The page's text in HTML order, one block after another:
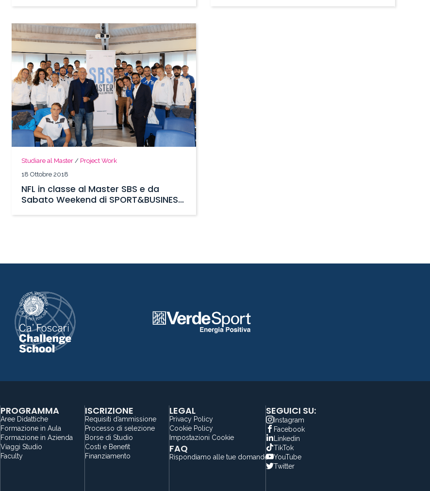
Studiare al Master / Project Work
18 Ottobre 2018
NFL in classe al Master SBS e da
Sabato Weekend di SPORT&BUSINESS
PROGRAMMA
Aree Didattiche
Formazione in Aula
Formazione in Azienda
Viaggi Studio
Faculty
ISCRIZIONE
Requisiti d’ammissione
Processo di selezione
Borse di Studio
Costi e Benefit
Finanziamento
LEGAL
Privacy Policy
Cookie Policy
Impostazioni Cookie
FAQ
Rispondiamo alle tue domande
SEGUICI SU:
Instagram
Facebook
Linkedin
TikTok
YouTube
Twitter